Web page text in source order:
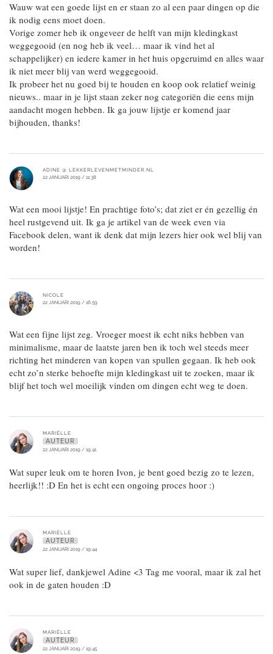
Wauw wat een goede lijst en er staan zo al een paar dingen op die
ik nodig eens moet doen.
Vorige zomer heb ik ongeveer de helft van mijn kledingkast
weggegooid (en nog heb ik veel… maar ik vind het al
schappelijker) en iedere kamer in het huis opgeruimd en alles waar
ik niet meer blij van werd weggegooid.
Ik probeer het nu goed bij te houden en koop ook relatief weinig
nieuws.. maar in je lijst staan zeker nog categoriën die eens mijn
aandacht mogen hebben. Ik ga jouw lijstje er komend jaar
bijhouden, thanks!
ADINE @ LEKKERLEVENMETMINDER.NL
22 JANUARI 2019 / 11:38
Wat een mooi lijstje! En prachtige foto’s; dat ziet er én gezellig én
heel rustgevend uit. Ik ga je artikel van de week even via
Facebook delen, want ik denk dat mijn lezers hier ook wel blij van
worden!
NICOLE
22 JANUARI 2019 / 16:59
Wat een fijne lijst zeg. Vroeger moest ik echt niks hebben van
minimalisme, maar de laatste jaren ben ik toch wel steeds meer
richting het minderen van kopen van spullen gegaan. Ik heb ook
echt zo’n sterke behoefte mijn kledingkast uit te zoeken, maar ik
blijf het toch wel moeilijk vinden om dingen echt weg te doen.
MARIËLLE
AUTEUR
22 JANUARI 2019 / 19:41
Wat super leuk om te horen Ivon, je bent goed bezig zo te lezen,
heerlijk!! :D En het is echt een ongoing proces hoor :)
MARIËLLE
AUTEUR
22 JANUARI 2019 / 19:44
Wat super lief, dankjewel Adine <3 Tag me vooral, maar ik zal het
ook in de gaten houden :D
MARIËLLE
AUTEUR
22 JANUARI 2019 / 19:45